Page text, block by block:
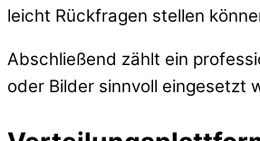
leicht Rückfragen stellen
Abschließend zählt ein
oder Bilder sinnvoll eingesetzt